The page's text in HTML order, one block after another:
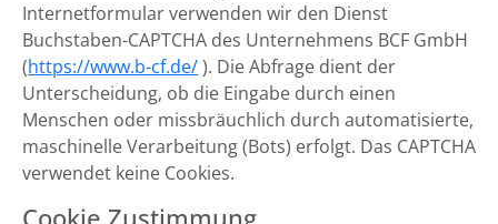
Internetformular verwenden wir den Dienst
Buchstaben-CAPTCHA des Unternehmens BCF GmbH
(https://www.b-cf.de/). Die Abfrage dient der
Unterscheidung, ob die Eingabe durch einen
Menschen oder missbräuchlich durch automatisierte,
maschinelle Verarbeitung (Bots) erfolgt. Das CAPTCHA
verwendet keine Cookies.